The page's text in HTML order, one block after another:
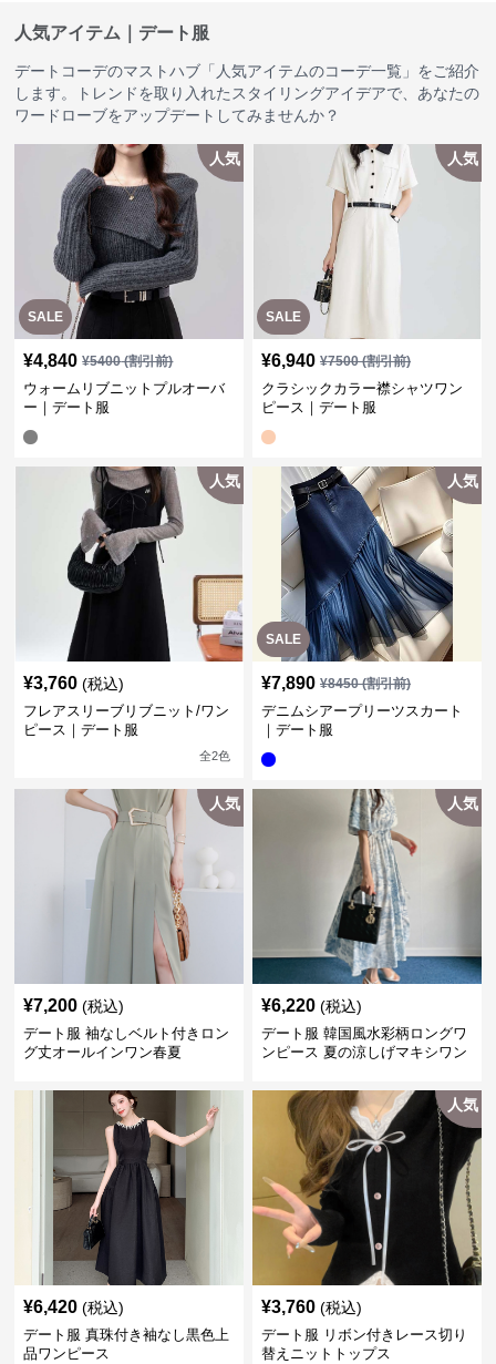
人気アイテム｜デート服
デートコーデのマストハブ「人気アイテムのコーデ一覧」をご紹介
します。トレンドを取り入れたスタイリングアイデアで、あなたの
ワードローブをアップデートしてみませんか？
SALE
人気
¥4,840 ¥5400(割引前)
ウォームリブニットプルオーバ
ー｜デート服
SALE
人気
¥6,940 ¥7500(割引前)
クラシックカラー襟シャツワン
ピース｜デート服
人気
¥3,760 (税込)
フレアスリーブリブニット/ワン
ピース｜デート服
全2色
SALE
人気
¥7,890 ¥8450(割引前)
デニムシアープリーツスカート
｜デート服
人気
¥7,200 (税込)
デート服 袖なしベルト付きロン
グ丈オールインワン春夏
人気
¥6,220 (税込)
デート服 韓国風水彩柄ロングワ
ンピース 夏の涼しげマキシワン
¥6,420 (税込)
デート服 真珠付き袖なし黒色上
品ワンピース
人気
¥3,760 (税込)
デート服 リボン付きレース切り
替えニットトップス